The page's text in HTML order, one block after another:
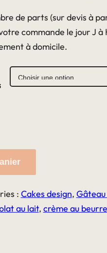
de parts (sur devis à
commande le jour J à
à domicile.
: Cakes design,
au lait, crème au beurre